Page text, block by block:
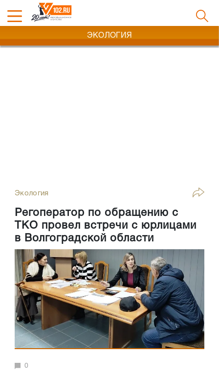
ЭКОЛОГИЯ
Экология
Регоператор по обращению с
ТКО провел встречи с юрлицами
в Волгоградской области
0